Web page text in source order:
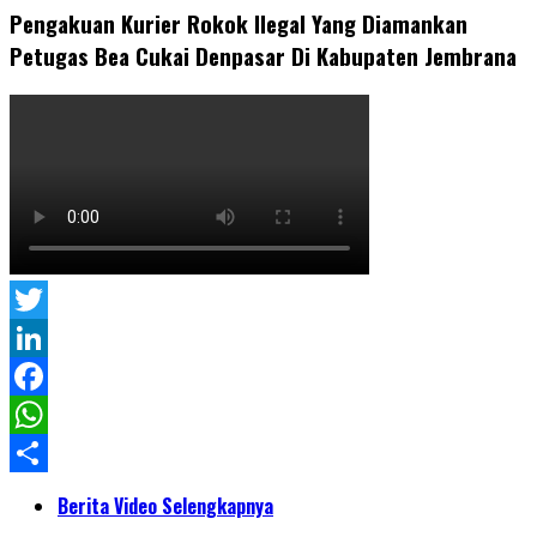
Pengakuan Kurier Rokok Ilegal Yang Diamankan
Petugas Bea Cukai Denpasar Di Kabupaten Jembrana
Twitter
LinkedIn
Facebook
WhatsApp
ShareBerita Video Selengkapnya